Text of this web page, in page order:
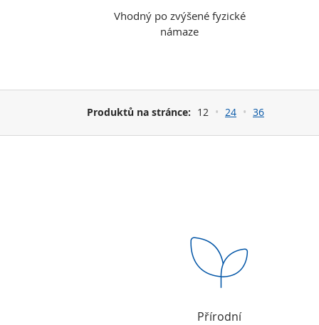
Vhodný po zvýšené fyzické
námaze
Produktů na stránce: 12 24 36
Přírodní